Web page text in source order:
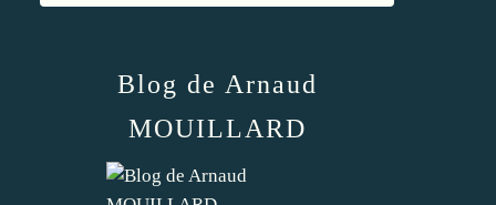
Blog de Arnaud
MOUILLARD